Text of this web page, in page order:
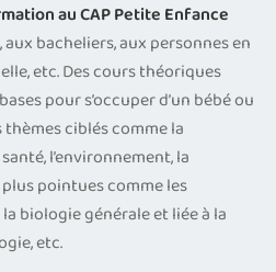
au CAP Petite Enfance
aux bacheliers, aux personnes en
etc. Des cours théoriques
pour s’occuper d’un bébé ou
ciblés comme la
l’environnement, la
pointues comme les
biologie générale et liée à la
etc.